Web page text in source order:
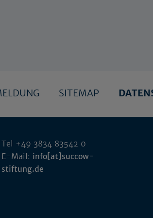
SITEMAP
Tel +49 3834 83542 0
E-Mail: info[at]succow-
stiftung.de